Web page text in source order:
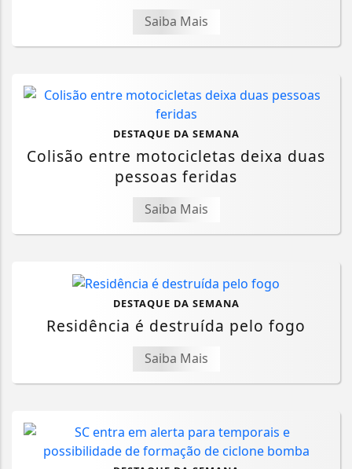
Saiba Mais
DESTAQUE DA SEMANA
Colisão entre motocicletas deixa duas
pessoas feridas
Saiba Mais
DESTAQUE DA SEMANA
Residência é destruída pelo fogo
Saiba Mais